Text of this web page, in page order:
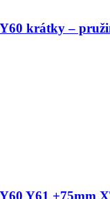
krátky –
Y61 +75mm